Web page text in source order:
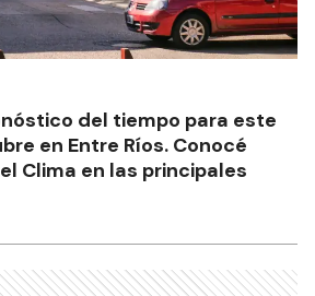
del tiempo para este
en Entre Ríos. Conocé
Clima en las principales